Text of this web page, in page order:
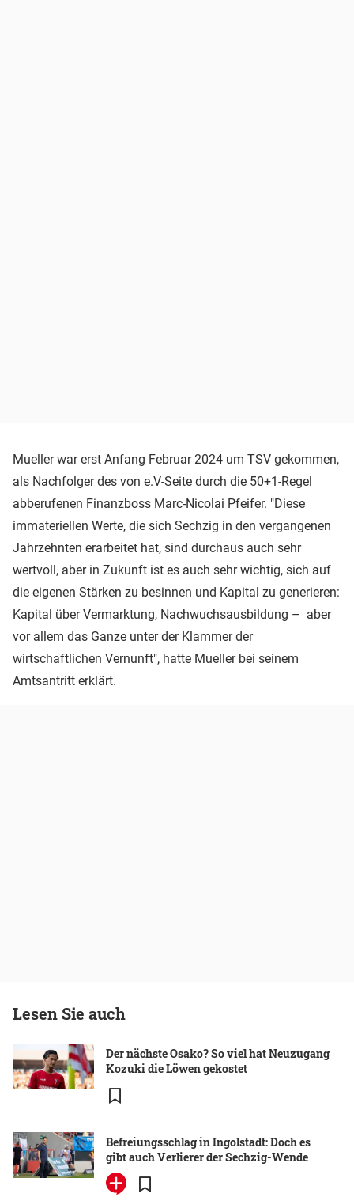
Mueller war erst Anfang Februar 2024 um TSV gekommen,
als Nachfolger des von e.V-Seite durch die 50+1-Regel
abberufenen Finanzboss Marc-Nicolai Pfeifer. "Diese
immateriellen Werte, die sich Sechzig in den vergangenen
Jahrzehnten erarbeitet hat, sind durchaus auch sehr
wertvoll, aber in Zukunft ist es auch sehr wichtig, sich auf
die eigenen Stärken zu besinnen und Kapital zu generieren:
Kapital über Vermarktung, Nachwuchsausbildung – aber
vor allem das Ganze unter der Klammer der
wirtschaftlichen Vernunft", hatte Mueller bei seinem
Amtsantritt erklärt.
Lesen Sie auch
Der nächste Osako? So viel hat Neuzugang
Kozuki die Löwen gekostet
Befreiungsschlag in Ingolstadt: Doch es
gibt auch Verlierer der Sechzig-Wende